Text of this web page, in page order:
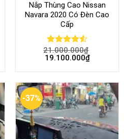
Nắp Thùng Cao Nissan
Navara 2020 Có Đèn Cao
Cấp
Rated4.52
out of 5
21.000.000₫
19.100.000₫
-37%